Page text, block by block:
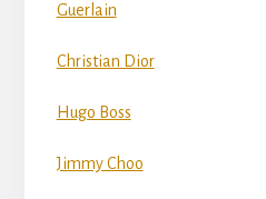
Guerlain
Christian Dior
Hugo Boss
Jimmy Choo